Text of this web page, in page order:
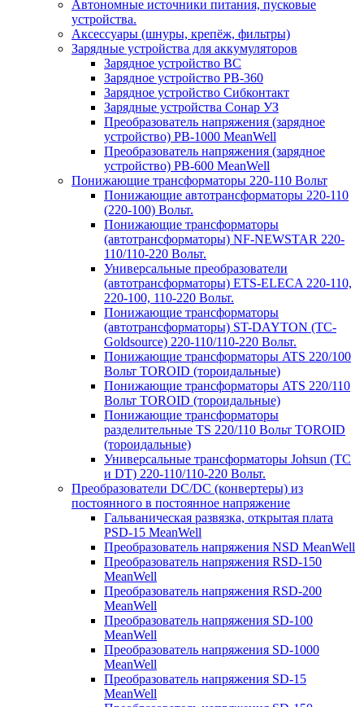
Автономные источники питания, пусковые
устройства.
Аксессуары (шнуры, крепёж, фильтры)
Зарядные устройства для аккумуляторов
Зарядное устройство BC
Зарядное устройство PB-360
Зарядное устройство Сибконтакт
Зарядные устройства Сонар УЗ
Преобразователь напряжения (зарядное
устройство) PB-1000 MeanWell
Преобразователь напряжения (зарядное
устройство) PB-600 MeanWell
Понижающие трансформаторы 220-110 Вольт
Понижающие автотрансформаторы 220-110
(220-100) Вольт.
Понижающие трансформаторы
(автотрансформаторы) NF-NEWSTAR 220-
110/110-220 Вольт.
Универсальные преобразователи
(автотрансформаторы) ETS-ELECA 220-110,
220-100, 110-220 Вольт.
Понижающие трансформаторы
(автотрансформаторы) ST-DAYTON (TC-
Goldsource) 220-110/110-220 Вольт.
Понижающие трансформаторы ATS 220/100
Вольт TOROID (тороидальные)
Понижающие трансформаторы ATS 220/110
Вольт TOROID (тороидальные)
Понижающие трансформаторы
разделительные TS 220/110 Вольт TOROID
(тороидальные)
Универсальные трансформаторы Johsun (TС
и DT) 220-110/110-220 Вольт.
Преобразователи DC/DC (конвертеры) из
постоянного в постоянное напряжение
Гальваническая развязка, открытая плата
PSD-15 MeanWell
Преобразователь напряжения NSD MeanWell
Преобразователь напряжения RSD-150
MeanWell
Преобразователь напряжения RSD-200
MeanWell
Преобразователь напряжения SD-100
MeanWell
Преобразователь напряжения SD-1000
MeanWell
Преобразователь напряжения SD-15
MeanWell